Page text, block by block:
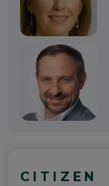
CITIZEN